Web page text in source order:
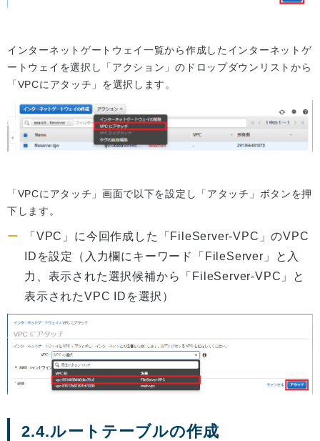
インターネットゲートウェイ一覧から作成したインターネットゲ
ートウェイを選択し「アクション」のドロップダウンリストから
「VPCにアタッチ」を選択します。
「VPCにアタッチ」画面で以下を設定し「アタッチ」ボタンを押
下します。
「VPC」に今回作成した「FileServer-VPC」のVPC
IDを設定（入力欄にキーワード「FileServer」と入
力、表示された選択候補から「FileServer-VPC」と
表示されたVPC IDを選択）
2.4.ルートテーブルの作成